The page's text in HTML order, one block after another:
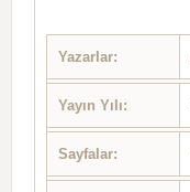
Yazarlar:
Yayın Yılı:
Sayfalar: